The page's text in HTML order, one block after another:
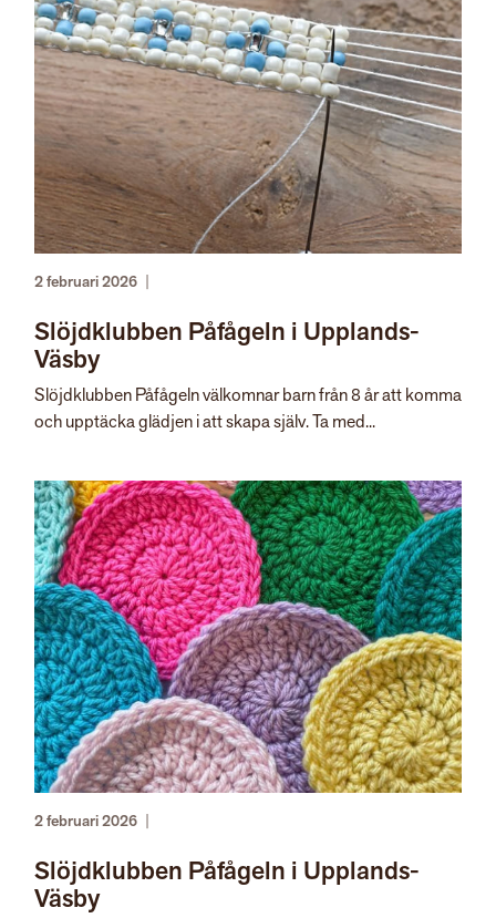
2 februari 2026 |
Slöjdklubben Påfågeln i Upplands-
Väsby
Slöjdklubben Påfågeln välkomnar barn från 8 år att komma
och upptäcka glädjen i att skapa själv. Ta med...
2 februari 2026
Slöjdklubben Påfågeln i Upplands-
Väsby